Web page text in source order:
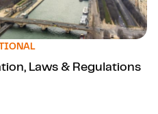
Laws & Regulations in France
Laws & Regulations